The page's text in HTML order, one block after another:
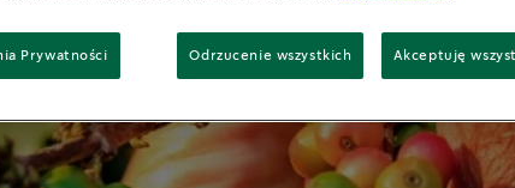
Prywatności Odrzucenie wszystkich Akceptuję